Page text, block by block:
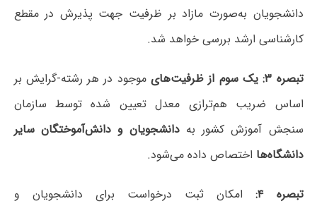
دانشجویان به‌صورت مازاد بر ظرفیت جهت پذیرش در مقطع
کارشناسی ارشد بررسی خواهد شد.
تبصره ۳: یک سوم از ظرفیت‌های موجود در هر رشته-گرایش بر
اساس ضریب هم‌ترازی معدل تعیین شده توسط سازمان
سنجش آموزش کشور بهدانشجویان و دانش‌آموختگان سایر
دانشگاه‌ها اختصاص داده می‌شود.
تبصره ۴: امکان ثبت درخواست برای دانشجویان و